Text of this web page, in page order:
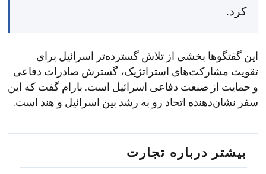
کرد.
این گفتگوها بخشی از تلاش گسترده‌تر اسرائیل برای
تقویت مشارکت‌های استراتژیک، گسترش صادرات دفاعی
و حمایت از صنعت دفاعی اسرائیل است. بارام گفت که این
سفر نشان‌دهنده اتحاد رو به رشد بین اسرائیل و هند است.
بیشتر درباره تجارت